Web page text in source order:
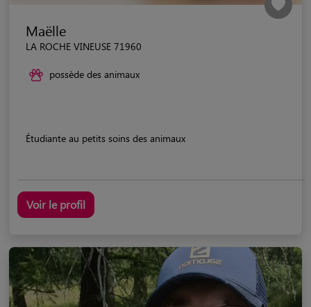
Maëlle
LA ROCHE VINEUSE 71960
possède des animaux
Étudiante au petits soins des animaux
Voir le profil